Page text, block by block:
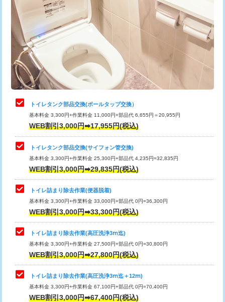
トイレタンク部品交換(ボールタップ交換）
基本料金 3,300円+作業料金 11,000円+部品代 6,655円＝20,955円
WEB割引3,000円➡17,955円(税込)
トイレタンク部品交換(サイフォン管交換)
基本料金 3,300円+作業料金 25,300円+部品代 4,235円=32,835円
WEB割引3,000円➡29,835円(税込)
トイレ詰まり除去作業(便器脱着)
基本料金 3,300円+作業料金 33,000円+部品代 0円=36,300円
WEB割引3,000円➡33,300円(税込)
トイレ詰まり除去作業(高圧洗浄3ⅿ迄)
基本料金 3,300円+作業料金 27,500円+部品代 0円=30,800円
WEB割引3,000円➡27,800円(税込)
トイレ詰まり除去作業(高圧洗浄3ⅿ迄＋12ⅿ)
基本料金 3,300円+作業料金 67,100円+部品代 0円=70,400円
WEB割引3,000円➡67,400円(税込)